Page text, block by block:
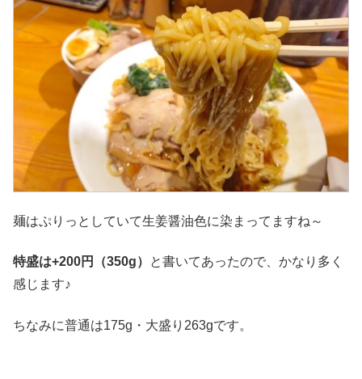
麺はぷりっとしていて生姜醤油色に染まってますね～
特盛は+200円（350g）
と書いてあったので、かなり多く
感じます♪
ちなみに普通は175g・大盛り263gです。